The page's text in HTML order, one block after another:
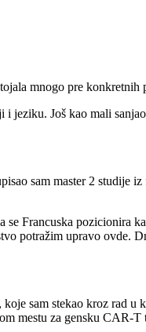
mnogo pre konkretnih
jeziku. Još kao mali
sam master 2 studije
Francuska pozicionira
potražim upravo ovde.
sam stekao kroz rad u
mestu za gensku CAR-T